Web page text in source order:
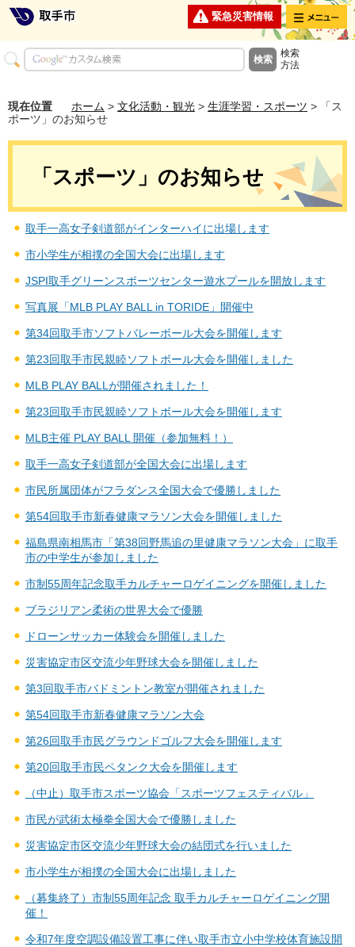
緊急災害情報 メニュー
検索
方法
現在位置 ホーム > 文化活動・観光 > 生涯学習・スポーツ > 「ス
ポーツ」のお知らせ
「スポーツ」のお知らせ
取手一高女子剣道部がインターハイに出場します
市小学生が相撲の全国大会に出場します
JSPI取手グリーンスポーツセンター遊水プールを開放します
写真展「MLB PLAY BALL in TORIDE」開催中
第34回取手市ソフトバレーボール大会を開催します
第23回取手市民親睦ソフトボール大会を開催しました
MLB PLAY BALLが開催されました！
第23回取手市民親睦ソフトボール大会を開催します
MLB主催 PLAY BALL 開催（参加無料！）
取手一高女子剣道部が全国大会に出場します
市民所属団体がフラダンス全国大会で優勝しました
第54回取手市新春健康マラソン大会を開催しました
福島県南相馬市「第38回野馬追の里健康マラソン大会」に取手
市の中学生が参加しました
市制55周年記念取手カルチャーロゲイニングを開催しました
ブラジリアン柔術の世界大会で優勝
ドローンサッカー体験会を開催しました
災害協定市区交流少年野球大会を開催しました
第3回取手市バドミントン教室が開催されました
第54回取手市新春健康マラソン大会
第26回取手市民グラウンドゴルフ大会を開催します
第20回取手市民ペタンク大会を開催します
（中止）取手市スポーツ協会「スポーツフェスティバル」
市民が武術太極拳全国大会で優勝しました
災害協定市区交流少年野球大会の結団式を行いました
市小学生が相撲の全国大会に出場しました
（募集終了）市制55周年記念 取手カルチャーロゲイニング開
催！
令和7年度空調設備設置工事に伴い取手市立小中学校体育施設開